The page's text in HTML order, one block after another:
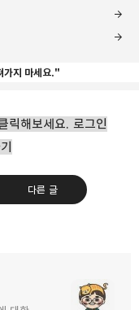
가지 마세요."
릭해보세요. 로그인
다른 글